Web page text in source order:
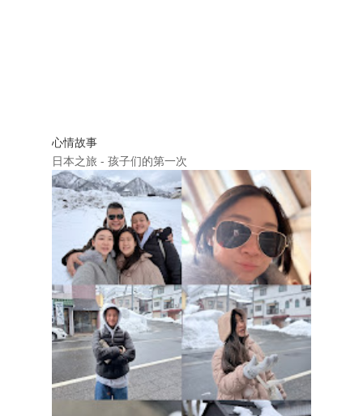
心情故事
日本之旅 - 孩子们的第一次